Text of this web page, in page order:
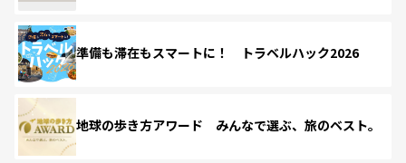
準備も滞在もスマートに！ トラベルハック2026
地球の歩き方アワード みんなで選ぶ、旅のベスト。